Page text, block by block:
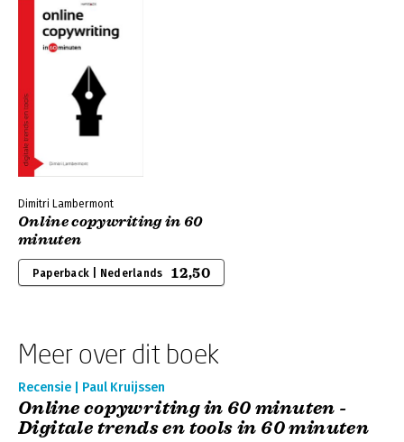
Dimitri Lambermont
Online copywriting in 60
minuten
Paperback | Nederlands 12,50
Meer over dit boek
Recensie | Paul Kruijssen
Online copywriting in 60 minuten -
Digitale trends en tools in 60 minuten